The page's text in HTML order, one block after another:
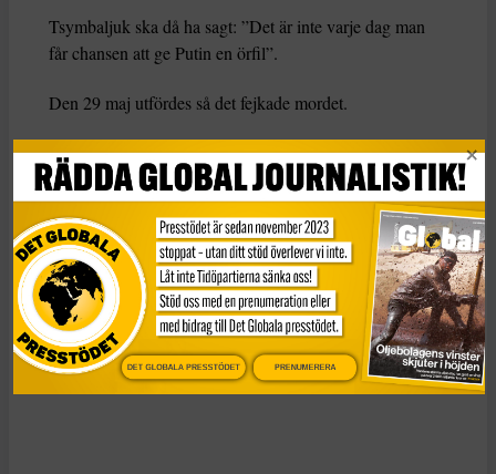
Tsymbaljuk ska då ha sagt: ”Det är inte varje dag man
får chansen att ge Putin en örfil”.
Den 29 maj utfördes så det fejkade mordet.
– Jag åt upp min soppa, ringde en taxi och åkte för att
döda Babtjenko, säger Tsymbaljuk till BBC.
Vid lägenheten låg journalisten i en pöl med grisblod, i
väntan på ambulans.
– Jag sade åt honom att han skulle må så gott och han
bad mig att inte få honom att börja skratta.
DET GLOBALA PRESSTÖDET PRENUMERERA